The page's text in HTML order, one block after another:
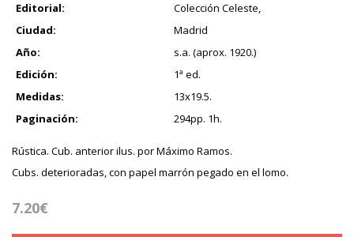
Editorial:
Colección Celeste,
Ciudad:
Madrid
Año:
s.a. (aprox. 1920.)
Edición:
1ª ed.
Medidas:
13x19.5.
Paginación:
294pp. 1h.
Rústica. Cub. anterior ilus. por Máximo Ramos.
Cubs. deterioradas, con papel marrón pegado en el lomo.
7.20€